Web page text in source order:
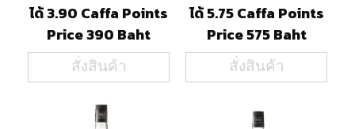
ได้ 3.90 Caffa Points
Price 390 Baht
สั่งสินค้า
ได้ 5.75 Caffa Points
Price 575 Baht
สั่งสินค้า